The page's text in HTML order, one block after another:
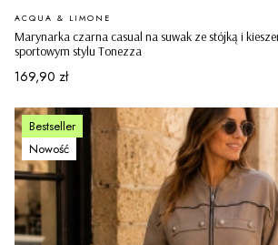
Marynarka czarna casual na suwak ze stójką i kieszeniami z przodu w
sportowym stylu Tonezza
PRODUCENT
ACQUA & LIMONE
Cena
169,90 zł
Bestseller
Nowość